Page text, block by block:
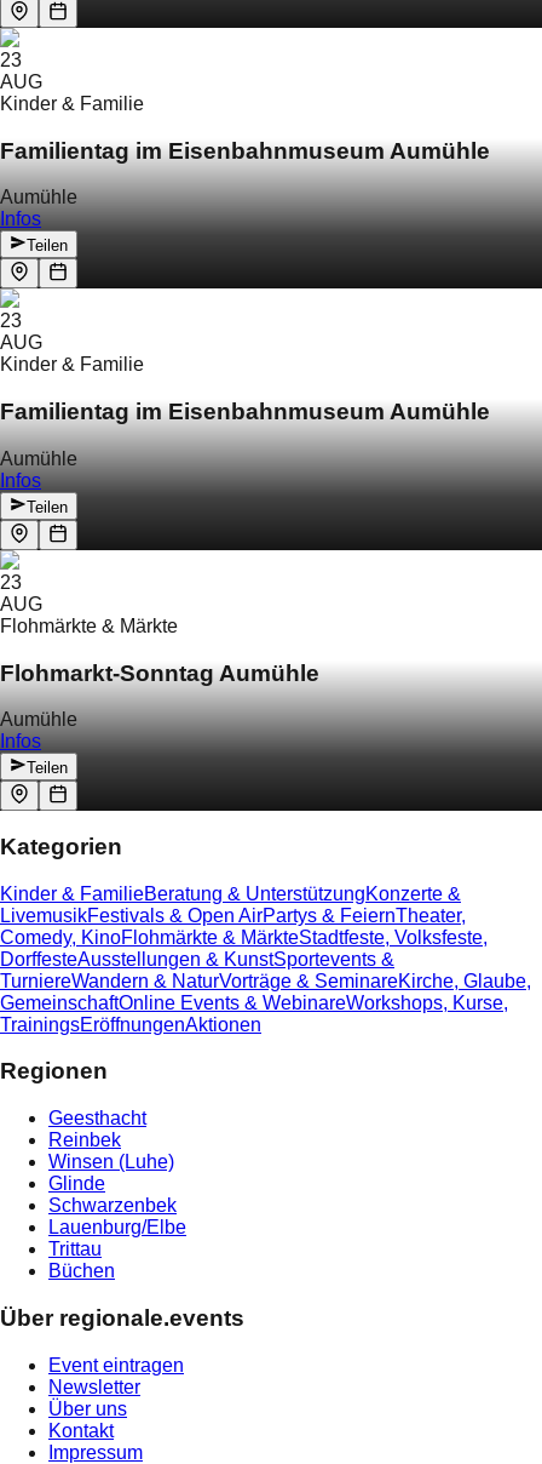
23
AUG
Kinder & Familie
Familientag im Eisenbahnmuseum Aumühle
Aumühle
Infos
Teilen
23
AUG
Kinder & Familie
Familientag im Eisenbahnmuseum Aumühle
Aumühle
Infos
Teilen
23
AUG
Flohmärkte & Märkte
Flohmarkt-Sonntag Aumühle
Aumühle
Infos
Teilen
Kategorien
Kinder & FamilieBeratung & UnterstützungKonzerte &
LivemusikFestivals & Open AirPartys & FeiernTheater,
Comedy, KinoFlohmärkte & MärkteStadtfeste, Volksfeste,
DorffesteAusstellungen & KunstSportevents &
TurniereWandern & NaturVorträge & SeminareKirche, Glaube,
GemeinschaftOnline Events & WebinareWorkshops, Kurse,
TrainingsEröffnungenAktionen
Regionen
Geesthacht
Reinbek
Winsen (Luhe)
Glinde
Schwarzenbek
Lauenburg/Elbe
Trittau
Büchen
Über regionale.events
Event eintragen
Newsletter
Über uns
Kontakt
Impressum